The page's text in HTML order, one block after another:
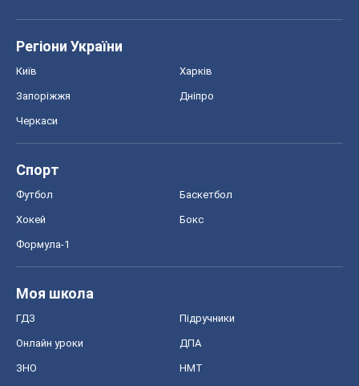
Регіони України
Київ Харків
Запоріжжя Дніпро
Черкаси
Спорт
Футбол Баскетбол
Хокей Бокс
Формула-1
Моя школа
ГДЗ Підручники
Онлайн уроки ДПА
ЗНО НМТ